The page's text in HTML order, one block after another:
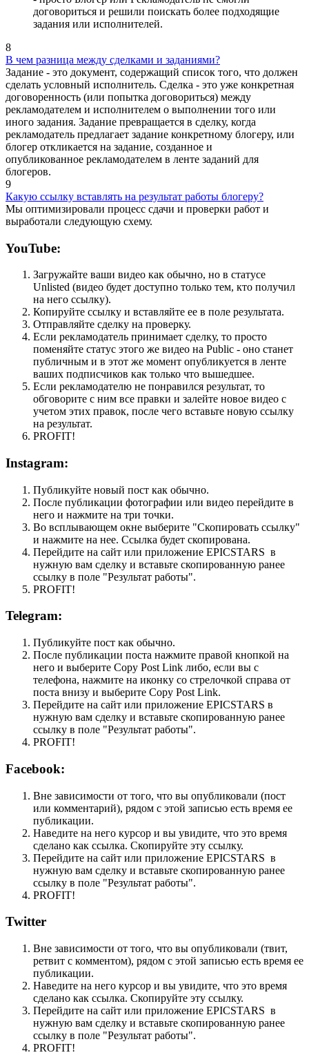
договориться и решили поискать более подходящие
задания или исполнителей.
8
В чем разница между сделками и заданиями?
Задание - это документ, содержащий список того, что должен
сделать условный исполнитель. Сделка - это уже конкретная
договоренность (или попытка договориться) между
рекламодателем и исполнителем о выполнении того или
иного задания. Задание превращается в сделку, когда
рекламодатель предлагает задание конкретному блогеру, или
блогер откликается на задание, созданное и
опубликованное рекламодателем в ленте заданий для
блогеров.
9
Какую ссылку вставлять на результат работы блогеру?
Мы оптимизировали процесс сдачи и проверки работ и
выработали следующую схему.
YouTube:
Загружайте ваши видео как обычно, но в статусе
Unlisted (видео будет доступно только тем, кто получил
на него ссылку).
Копируйте ссылку и вставляйте ее в поле результата.
Отправляйте сделку на проверку.
Если рекламодатель принимает сделку, то просто
поменяйте статус этого же видео на Public - оно станет
публичным и в этот же момент опубликуется в ленте
ваших подписчиков как только что вышедшее.
Если рекламодателю не понравился результат, то
обговорите с ним все правки и залейте новое видео с
учетом этих правок, после чего вставьте новую ссылку
на результат.
PROFIT!
Instagram:
Публикуйте новый пост как обычно.
После публикации фотографии или видео перейдите в
него и нажмите на три точки.
Во всплывающем окне выберите "Скопировать ссылку"
и нажмите на нее. Ссылка будет скопирована.
Перейдите на сайт или приложение EPICSTARS в
нужную вам сделку и вставьте скопированную ранее
ссылку в поле "Результат работы".
PROFIT!
Telegram:
Публикуйте пост как обычно.
После публикации поста нажмите правой кнопкой на
него и выберите Copy Post Link либо, если вы с
телефона, нажмите на иконку со стрелочкой справа от
поста внизу и выберите Copy Post Link.
Перейдите на сайт или приложение EPICSTARS в
нужную вам сделку и вставьте скопированную ранее
ссылку в поле "Результат работы".
PROFIT!
Facebook:
Вне зависимости от того, что вы опубликовали (пост
или комментарий), рядом с этой записью есть время ее
публикации.
Наведите на него курсор и вы увидите, что это время
сделано как ссылка. Скопируйте эту ссылку.
Перейдите на сайт или приложение EPICSTARS в
нужную вам сделку и вставьте скопированную ранее
ссылку в поле "Результат работы".
PROFIT!
Twitter
Вне зависимости от того, что вы опубликовали (твит,
ретвит с комментом), рядом с этой записью есть время ее
публикации.
Наведите на него курсор и вы увидите, что это время
сделано как ссылка. Скопируйте эту ссылку.
Перейдите на сайт или приложение EPICSTARS в
нужную вам сделку и вставьте скопированную ранее
ссылку в поле "Результат работы".
PROFIT!